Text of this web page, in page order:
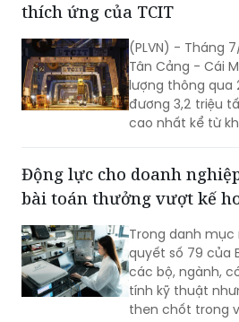
thích ứng của TCIT
(PLVN) - Tháng
Tân Cảng - Cái
lượng thông qua
đương 3,2 triệu
cao nhất kể từ
dấu bước tăng
còn khẳng định
của TCIT trong
tải biển và
còn nhiều biến
Động lực cho doanh
bài toán thưởng vượt kế
Trong danh mục
quyết số 79 của
các bộ, ngành,
tính kỹ thuật
then chốt trong